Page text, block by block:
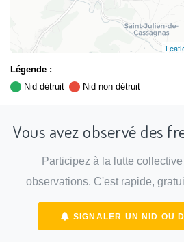
Légende :
Nid détruit
Nid non détruit
Vous avez observé des
Participez à la lutte
observations. C'est rapide,
SIGNALER UN NID OU